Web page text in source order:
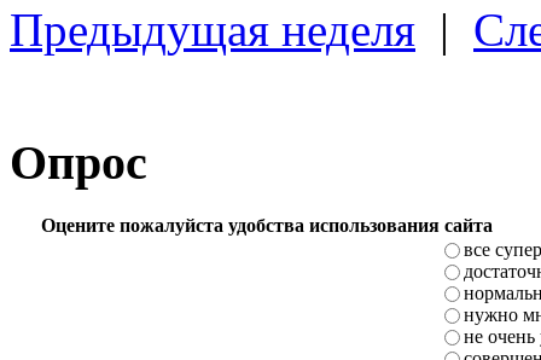
Предыдущая неделя |
Опрос
Оцените пожалуйста удобства использования сайта
все супер
нужно
не очень